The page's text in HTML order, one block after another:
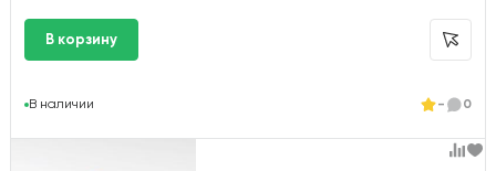
В наличии - 0